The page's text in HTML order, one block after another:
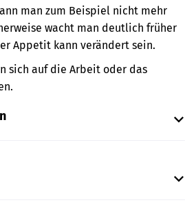
man zum Beispiel nicht mehr
wacht man deutlich früher
Appetit kann verändert sein.
sich auf die Arbeit oder das